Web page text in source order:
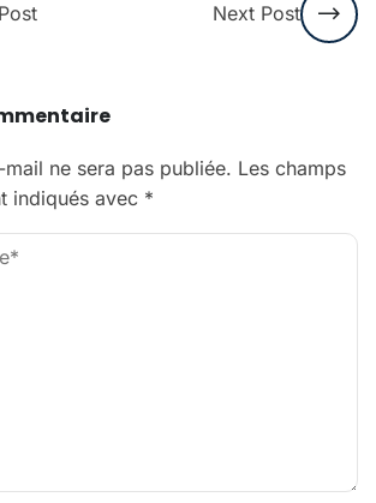
Next Post
ne sera pas publiée. Les champs
indiqués avec *